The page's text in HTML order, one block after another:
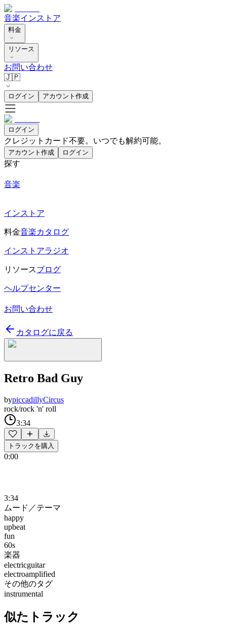
音楽インストア
料金
リソース
お問い合わせ
🇯🇵
ログイン アカウント作成
ログイン
クレジットカード不要。いつでも解約可能。
アカウント作成 ログイン
探す
音楽
インストア
料金音楽カタログ
インストアラジオ
リソースブログ
ヘルプセンター
お問い合わせ
カタログに戻る
Retro Bad Guy
bypiccadillyCircus
rock/rock 'n' roll
3:34
トラックを購入
0:00
3:34
ムード／テーマ
happy
upbeat
fun
60s
楽器
electricguitar
electroamplified
その他のタグ
instrumental
似たトラック